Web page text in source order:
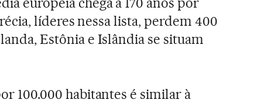
líderes nessa lista, perdem 400
Estônia e Islândia se situam
100.000 habitantes é similar à